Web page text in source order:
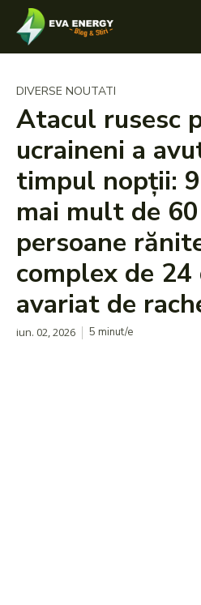
DIVERSE NOUTATI
Atacul rusesc
ucraineni a
timpul nopții:
mai mult de
persoane
complex de 24
avariat de
iun. 02, 2026 5 minut/e